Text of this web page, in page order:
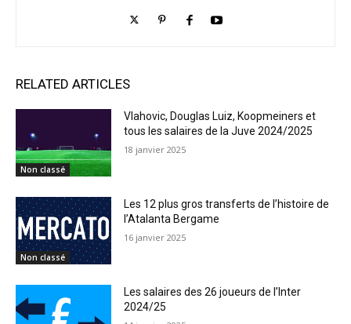
RELATED ARTICLES
Non classé
Vlahovic, Douglas Luiz, Koopmeiners et
tous les salaires de la Juve 2024/2025
18 janvier 2025
Non classé
Les 12 plus gros transferts de l’histoire de
l’Atalanta Bergame
16 janvier 2025
Les salaires des 26 joueurs de l’Inter
2024/25